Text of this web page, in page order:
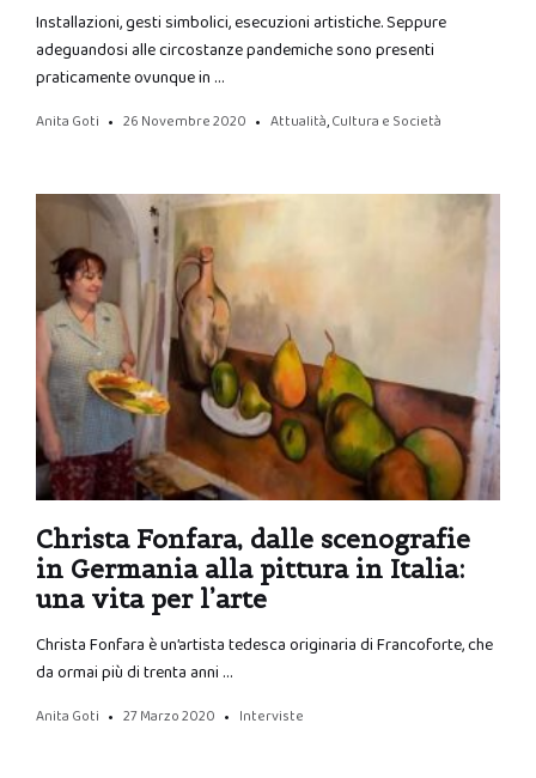
Installazioni, gesti simbolici, esecuzioni artistiche. Seppure
adeguandosi alle circostanze pandemiche sono presenti
praticamente ovunque in …
Anita Goti 26 Novembre 2020 Attualità,Cultura e Società
Christa Fonfara, dalle scenografie
in Germania alla pittura in Italia:
una vita per l’arte
Christa Fonfara è un’artista tedesca originaria di Francoforte, che
da ormai più di trenta anni …
Anita Goti 27 Marzo 2020 Interviste